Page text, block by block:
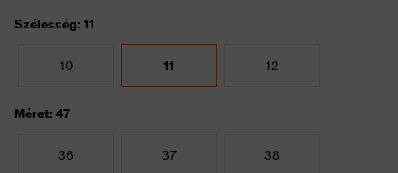
Szélesség: 11
10 11 12
Méret: 47
36 37 38